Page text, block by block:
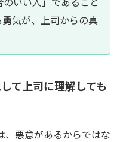
気が、上司からの真
て上司に理解しても
、悪意があるからではな